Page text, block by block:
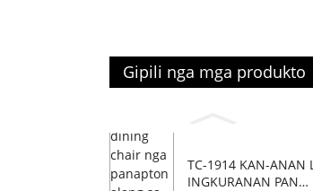
Gipili nga mga produkto
TC-1914 KAN-ANAN L
INGKURANAN PANAP